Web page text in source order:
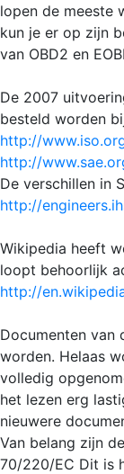
lopen de meeste
kun je er op zijn
van OBD2 en
De 2007
besteld worden
http://
http://
De verschillen in
http://
Wikipedia heeft
loopt behoorlijk
http://
Documenten van
worden. Helaas
volledig
het lezen erg
nieuwere
Van belang zijn
70/220/EC Dit is